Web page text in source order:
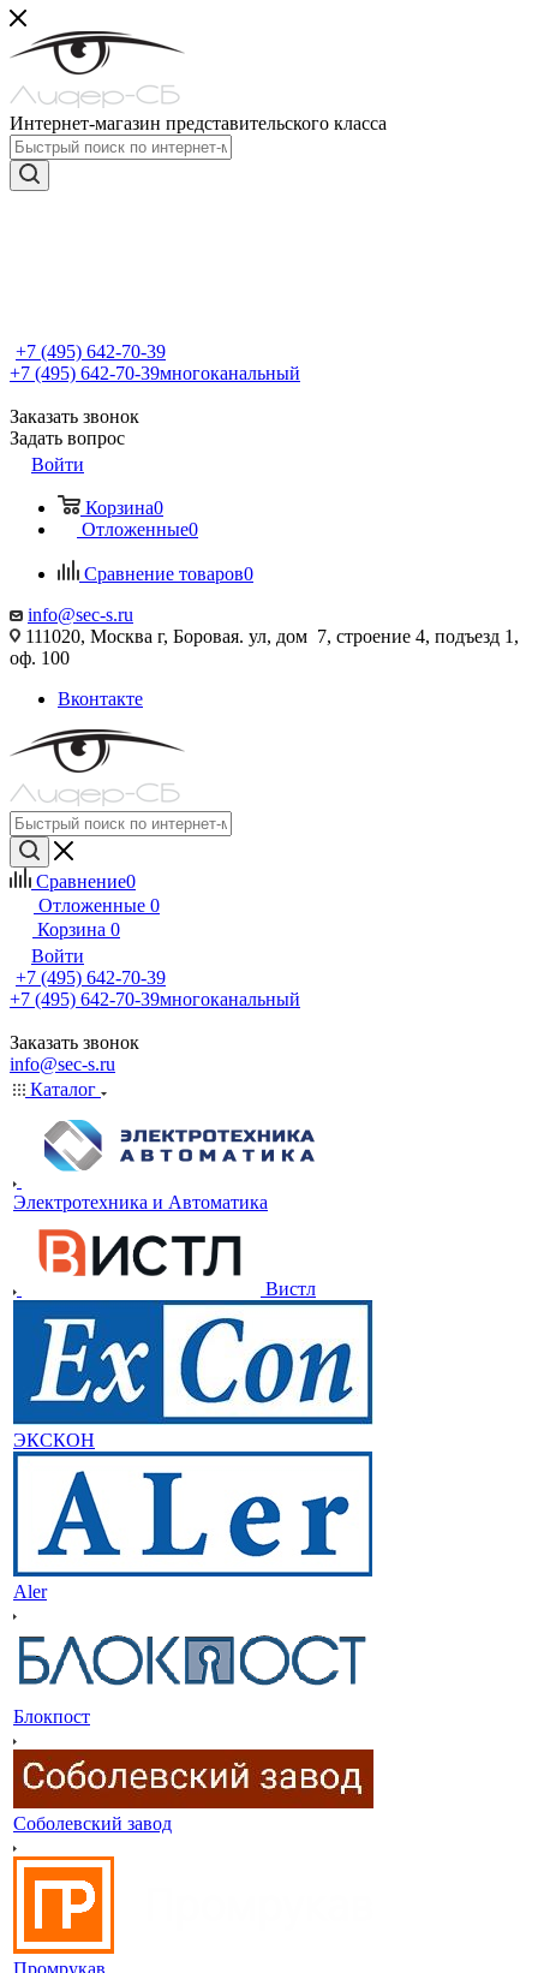
Интернет-магазин представительского класса
+7 (495) 642-70-39
+7 (495) 642-70-39многоканальный
Заказать звонок
Задать вопрос
Войти
Корзина0
Отложенные0
Сравнение товаров0
info@sec-s.ru
111020, Москва г, Боровая. ул, дом 7, строение 4, подъезд 1,
оф. 100
Вконтакте
Сравнение0
Отложенные 0
Корзина 0
Войти
+7 (495) 642-70-39
+7 (495) 642-70-39многоканальный
Заказать звонок
info@sec-s.ru
Каталог
Электротехника и Автоматика
Вистл
ЭКСКОН
Aler
Блокпост
Соболевский завод
Промрукав